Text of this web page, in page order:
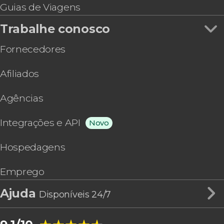
Guias de Viagens
Trabalhe conosco
Fornecedores
Afiliados
Agências
Integrações e API Novo
Hospedagens
Emprego
Ajuda Disponíveis 24/7